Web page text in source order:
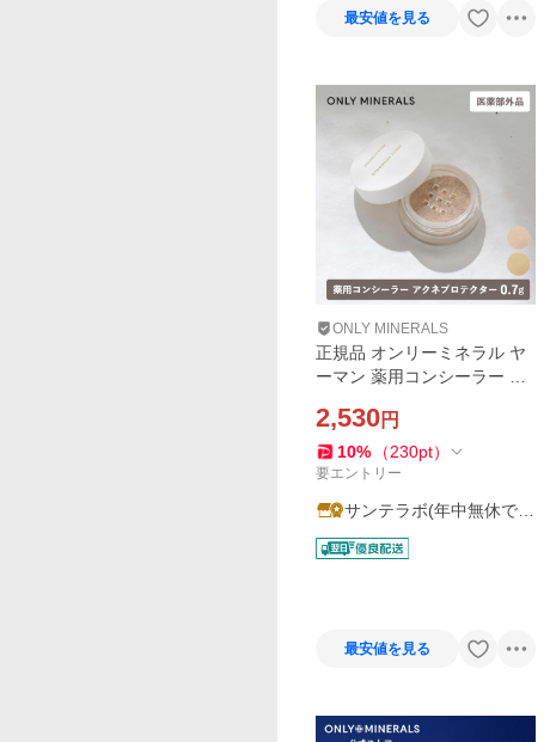
最安値を見る
ONLY MINERALS
正規品 オンリーミネラル ヤ
ーマン 薬用コンシーラー ア
部外品 ライト ナチュラル SP
F20 PA++ 薬用 ニキビ コン
シーラー カバー
2,530円
10% （230pt）
要エントリー
サンテラボ(年中無休で発
送)
最安値を見る